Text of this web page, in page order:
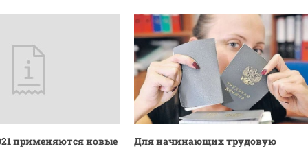
применяются новые
Для начинающих трудовую